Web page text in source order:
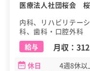
医療法人社団桜会 桜
内科、リハビリテー
科、歯科・口腔外科
給与
月収：
休日
4週8休以